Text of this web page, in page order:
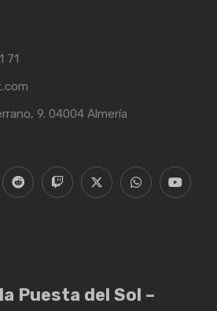
71
9. 04004 Almería
Puesta del Sol –